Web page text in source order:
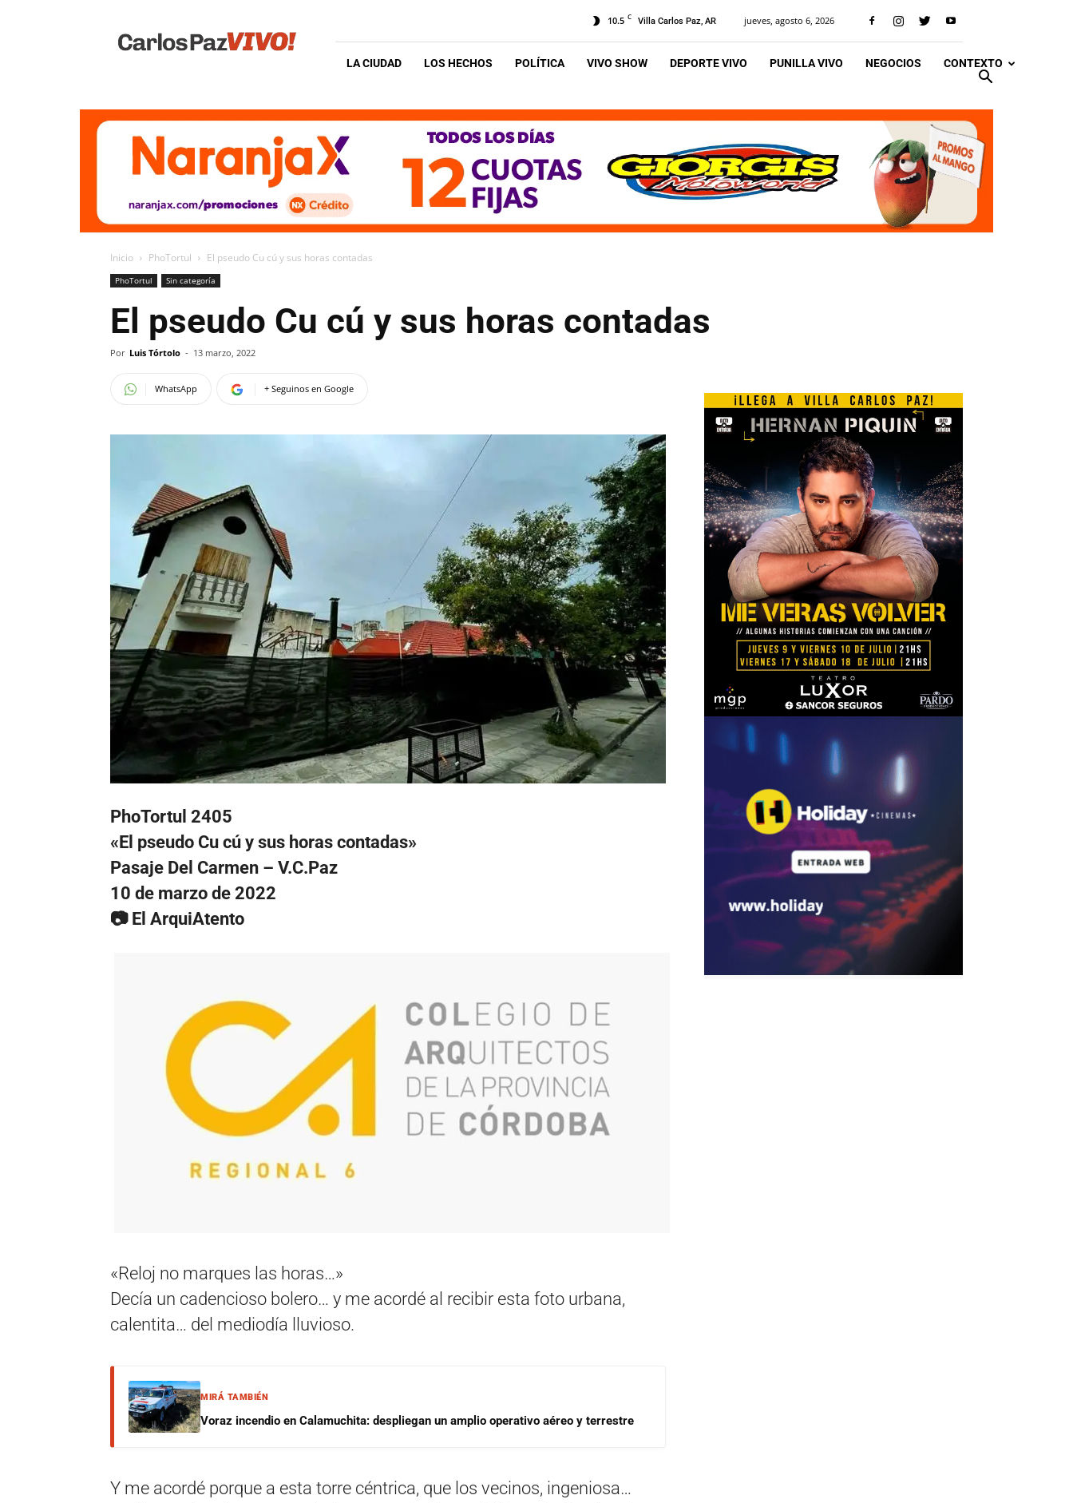
Vivo
10.5 C Villa Carlos Paz, AR jueves, agosto 6, 2026
LA CIUDAD LOS HECHOS POLÍTICA VIVO SHOW DEPORTE VIVO PUNILLA VIVO NEGOCIOS CONTEXTO
Inicio PhoTortul El pseudo Cu cú y sus horas contadas
PhoTortul Sin categoría
El pseudo Cu cú y sus horas contadas
Por Luis Tórtolo - 13 marzo, 2022
WhatsApp + Seguinos en Google
PhoTortul 2405
«El pseudo Cu cú y sus horas contadas»
Pasaje Del Carmen – V.C.Paz
10 de marzo de 2022
📷 El ArquiAtento
«Reloj no marques las horas…»
Decía un cadencioso bolero… y me acordé al recibir esta foto urbana,
calentita… del mediodía lluvioso.
MIRÁ TAMBIÉN
Voraz incendio en Calamuchita: despliegan un amplio operativo aéreo y terrestre
Y me acordé porque a esta torre céntrica, que los vecinos, ingeniosa…